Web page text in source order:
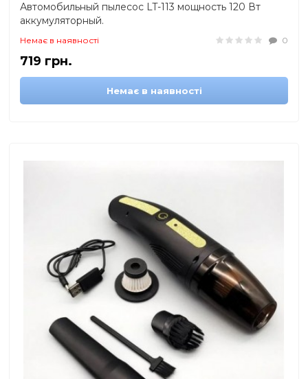
Автомобильный пылесос LT-113 мощность 120 Вт
аккумуляторный.
Немає в наявності 0
719 грн.
Немає в наявності